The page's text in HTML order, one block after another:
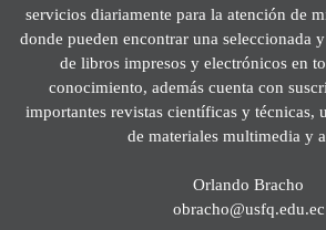
servicios diariamente para la atención de
donde pueden encontrar una seleccionada
de libros impresos y electrónicos en
conocimiento, además cuenta con
importantes revistas científicas y técnicas,
de materiales multimedia y
Orlando Bracho
obracho@usfq.edu.ec